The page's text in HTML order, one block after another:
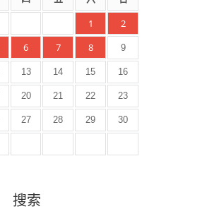
1
2
6 7 8 9
13 14 15 16
20 21 22 23
27 28 29 30
搜索